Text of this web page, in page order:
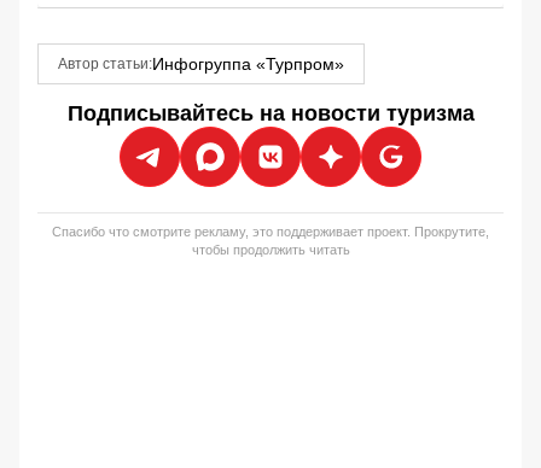
Автор статьи:Инфогруппа «Турпром»
Подписывайтесь на новости туризма
Спасибо что смотрите рекламу, это поддерживает проект. Прокрутите,
чтобы продолжить читать